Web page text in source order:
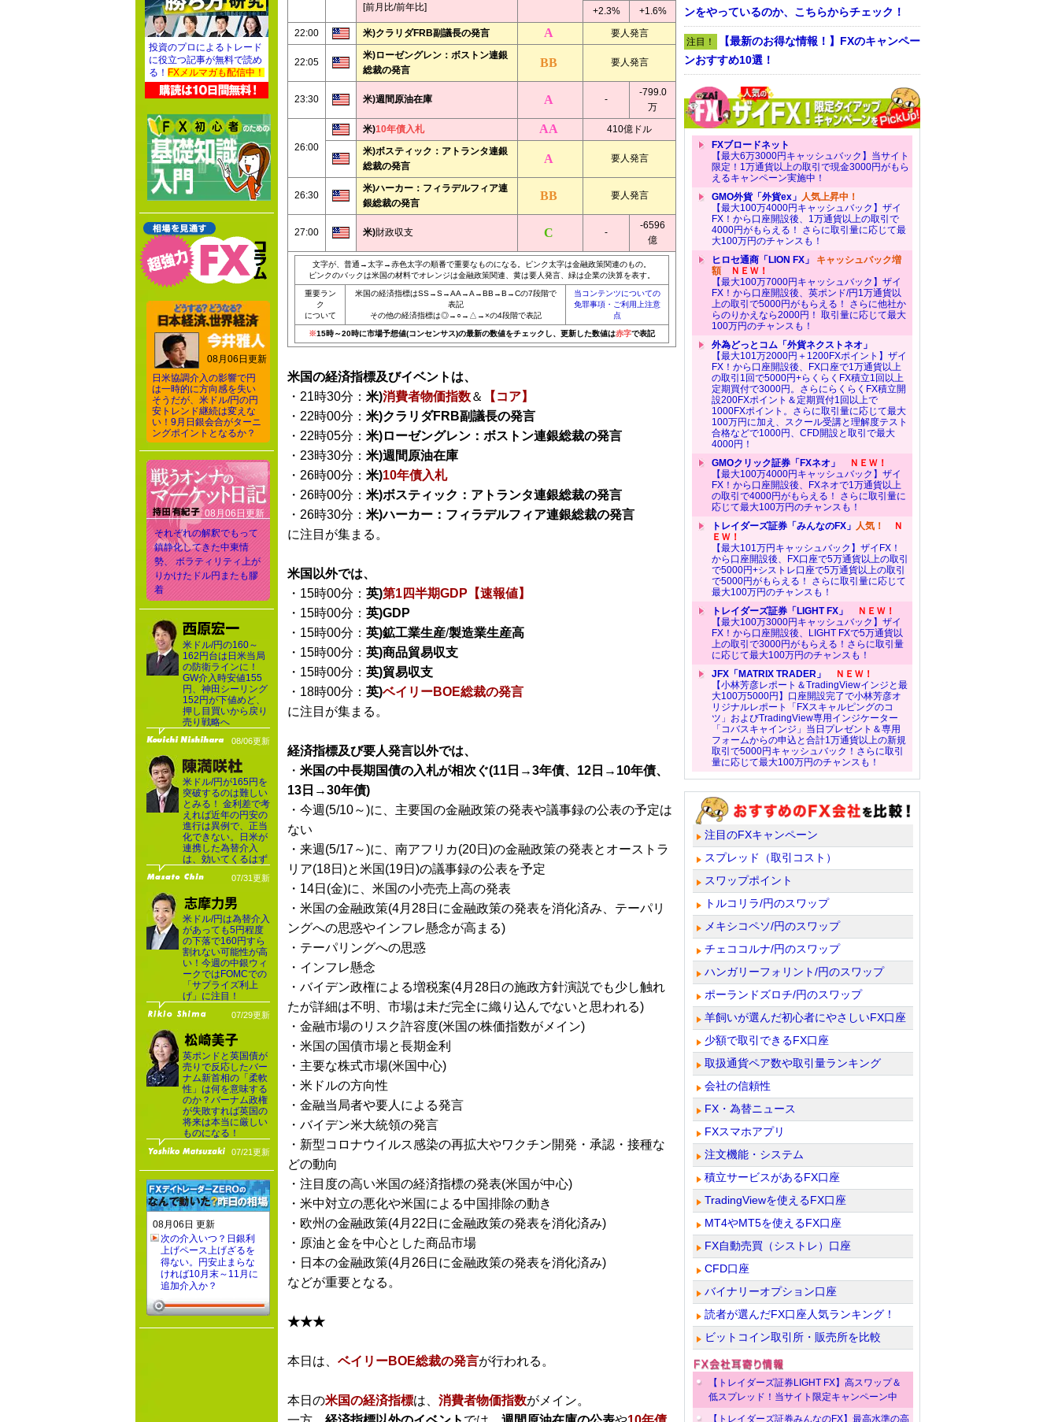
[前月比/前年比]
+2.3%
+1.6%
22:00
米)クラリダFRB副議長の発言 要人発言
22:05
米)ローゼングレン：ボストン連銀
総裁の発言
要人発言
23:30 米)週間原油在庫 -
-799.0
万
26:00
米)10年債入札
410億ドル
米)ボスティック：アトランタ連銀
総裁の発言
要人発言
26:30
米)ハーカー：フィラデルフィア連
銀総裁の発言
要人発言
27:00 米)財政収支 -
-6596
億
文字が、普通→太字→赤色太字の順番で重要なものになる。ピンク太字は金融政策関連のもの。
ピンクのバックは米国の材料でオレンジは金融政策関連、黄は要人発言、緑は企業の決算を表す。
重要ラン
ク
について
米国の経済指標はSS→S→AA→A→BB→B→Cの7段階で
表記
その他の経済指標は◎→○→△→×の4段階で表記
当コンテンツについての
免罪事項・ご利用上注意
点
※15時～20時に市場予想値(コンセンサス)の最新の数値をチェックし、更新した数値は赤字で表記
米国の経済指標及びイベントは、
・21時30分： 米)消費者物価指数＆
【コア】
・22時00分： 米)クラリダFRB副議長の発言
・22時05分： 米)ローゼングレン：ボストン連銀総裁の発言
・23時30分： 米)週間原油在庫
・26時00分： 米)10年債入札
・26時00分： 米)ボスティック：アトランタ連銀総裁の発言
・26時30分： 米)ハーカー：フィラデルフィア連銀総裁の発言
に注目が集まる。
米国以外では、
・15時00分： 英)第1四半期GDP【速報値】
・15時00分： 英)GDP
・15時00分： 英)鉱工業生産/製造業生産高
・15時00分： 英)商品貿易収支
・15時00分： 英)貿易収支
・18時00分： 英)ベイリーBOE総裁の発言
に注目が集まる。
経済指標及び要人発言以外では、
・ 米国の中長期国債の入札が相次ぐ(11日→3年債、12日→10年債、
13日→30年債)
・今週(5/10～)に、主要国の金融政策の発表や議事録の公表の予定は
ない
・来週(5/17～)に、南アフリカ(20日)の金融政策の発表とオーストラ
リア(18日)と米国(19日)の議事録の公表を予定
・14日(金)に、米国の小売売上高の発表
・米国の金融政策(4月28日に金融政策の発表を消化済み、テーパリ
ングへの思惑やインフレ懸念が高まる)
・テーパリングへの思惑
・インフレ懸念
・バイデン政権による増税案(4月28日の施政方針演説でも少し触れ
たが詳細は不明、市場は未だ完全に織り込んでないと思われる)
・金融市場のリスク許容度(米国の株価指数がメイン)
・米国の国債市場と長期金利
・主要な株式市場(米国中心)
・米ドルの方向性
・金融当局者や要人による発言
・バイデン米大統領の発言
・新型コロナウイルス感染の再拡大やワクチン開発・承認・接種な
どの動向
・注目度の高い米国の経済指標の発表(米国が中心)
・米中対立の悪化や米国による中国排除の動き
・欧州の金融政策(4月22日に金融政策の発表を消化済み)
・原油と金を中心とした商品市場
・日本の金融政策(4月26日に金融政策の発表を消化済み)
などが重要となる。
★★★
本日は、 ベイリーBOE総裁の発言が行われる。
本日の米国の経済指標は、 消費者物価指数がメイン。
ンをやっているのか、こちらからチェック！
注目！ 【最新のお得な情報！】FXのキャンペー
ンおすすめ10選！
FXブロードネット
【最大6万3000円キャッシュバック】当サイト
限定！1万通貨以上の取引で現金3000円がもら
えるキャンペーン実施中！
GMO外貨「外貨ex」 人気上昇中！
【最大100万4000円キャッシュバック】ザイ
FX！から口座開設後、1万通貨以上の取引で
4000円がもらえる！ さらに取引量に応じて最
大100万円のチャンスも！
ヒロセ通商「LION FX」 キャッシュバック増
額ＮＥＷ！
【最大100万7000円キャッシュバック】ザイ
FX！から口座開設後、英ポンド/円1万通貨以
上の取引で5000円がもらえる！ さらに他社か
らのりかえなら2000円！ 取引量に応じて最大
100万円のチャンスも！
外為どっとコム「外貨ネクストネオ」
【最大101万2000円＋1200FXポイント】ザイ
FX！から口座開設後、FX口座で1万通貨以上
の取引1回で5000円+らくらくFX積立1回以上
定期買付で3000円。さらにらくらくFX積立開
設200FXポイント＆定期買付1回以上で
1000FXポイント。さらに取引量に応じて最大
100万円に加え、スクール受講と理解度テスト
合格などで1000円、CFD開設と取引で最大
4000円！
GMOクリック証券「FXネオ」
ＮＥＷ！
【最大100万4000円キャッシュバック】ザイ
FX！から口座開設後、FXネオで1万通貨以上
の取引で4000円がもらえる！ さらに取引量に
応じて最大100万円のチャンスも！
トレイダーズ証券「みんなのFX」 人気！
Ｎ
ＥＷ！
【最大101万円キャッシュバック】ザイFX！
から口座開設後、FX口座で5万通貨以上の取引
で5000円+シストレ口座で5万通貨以上の取引
で5000円がもらえる！ さらに取引量に応じて
最大100万円のチャンスも！
トレイダーズ証券「LIGHT FX」
ＮＥＷ！
【最大100万3000円キャッシュバック】ザイ
FX！から口座開設後、LIGHT FXで5万通貨以
上の取引で3000円がもらえる！さらに取引量
に応じて最大100万円のチャンスも！
JFX「MATRIX TRADER」
ＮＥＷ！
【小林芳彦レポート＆TradingViewインジと最
大100万5000円】口座開設完了で小林芳彦オ
リジナルレポート「FXスキャルピングのコ
ツ」およびTradingView専用インジケーター
「コバスキャインジ」当日プレゼント＆専用
フォームからの申込と合計1万通貨以上の新規
取引で5000円キャッシュバック！さらに取引
量に応じて最大100万円のチャンスも！
注目のFXキャンペーン
スプレッド（取引コスト）
スワップポイント
トルコリラ/円のスワップ
メキシコペソ/円のスワップ
チェココルナ/円のスワップ
ハンガリーフォリント/円のスワップ
ポーランドズロチ/円のスワップ
羊飼いが選んだ初心者にやさしいFX口座
少額で取引できるFX口座
取扱通貨ペア数や取引量ランキング
会社の信頼性
FX・為替ニュース
FXスマホアプリ
注文機能・システム
積立サービスがあるFX口座
TradingViewを使えるFX口座
MT4やMT5を使えるFX口座
FX自動売買（シストレ）口座
CFD口座
バイナリーオプション口座
読者が選んだFX口座人気ランキング！
ビットコイン取引所・販売所を比較
【トレイダーズ証券LIGHT FX】高スワップ＆
低スプレッド！当サイト限定キャンペーン中
【トレイダーズ証券みんなのFX】最高水準の高
投資のプロによるトレード
に役立つ記事が無料で読め
る！ FXメルマガも配信中！
08月06日更新
日米協調介入の影響で円
は一時的に方向感を失い
そうだが、米ドル/円の円
安トレンド継続は変えな
い！9月日銀会合がターニ
ングポイントとなるか？
08月06日更新
それぞれの解釈でもって
鎮静化してきた中東情
勢、 ボラティリティ上が
りかけたドル円またも膠
着
米ドル/円の160～
162円台は日米当局
の防衛ラインに！
GW介入時安値155
円、神田シーリング
152円が下値めど、
押し目買いから戻り
売り戦略へ
08/06更新
米ドル/円が165円を
突破するのは難しい
とみる！ 金利差で考
えれば近年の円安の
進行は異例で、正当
化できない。日米が
連携した為替介入
は、効いてくるはず
07/31更新
米ドル/円は為替介入
があっても5円程度
の下落で160円すら
割れない可能性が高
い！今週の中銀ウィ
ークではFOMCでの
「サプライズ利上
げ」に注目！
07/29更新
英ポンドと英国債が
売りで反応したバー
ナム新首相の「柔軟
性」は何を意味する
のか？バーナム政権
が失敗すれば英国の
将来は本当に厳しい
ものになる！
07/21更新
08月06日 更新
次の介入いつ？日銀利
上げペース上げざるを
得ない。円安止まらな
ければ10月末～11月に
追加介入か？